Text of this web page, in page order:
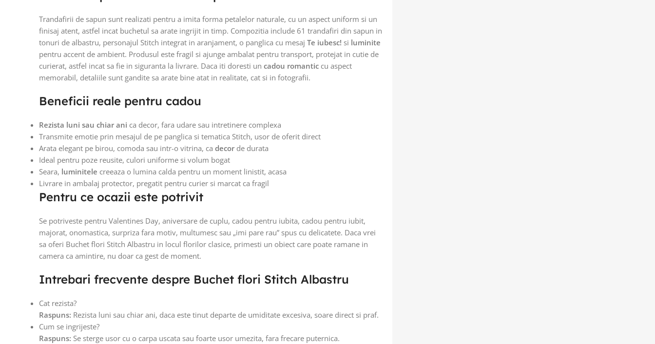
Trandafirii de sapun sunt realizati pentru a imita forma petalelor naturale, cu un aspect uniform si un
finisaj atent, astfel incat buchetul sa arate ingrijit in timp. Compozitia include 61 trandafiri din sapun in
tonuri de albastru, personajul Stitch integrat in aranjament, o panglica cu mesaj Te iubesc! si luminite
pentru accent de ambient. Produsul este fragil si ajunge ambalat pentru transport, protejat in cutie de
curierat, astfel incat sa fie in siguranta la livrare. Daca iti doresti un cadou romantic cu aspect
memorabil, detaliile sunt gandite sa arate bine atat in realitate, cat si in fotografii.
Beneficii reale pentru cadou
Rezista luni sau chiar ani ca decor, fara udare sau intretinere complexa
Transmite emotie prin mesajul de pe panglica si tematica Stitch, usor de oferit direct
Arata elegant pe birou, comoda sau intr-o vitrina, ca decor de durata
Ideal pentru poze reusite, culori uniforme si volum bogat
Seara, luminitele creeaza o lumina calda pentru un moment linistit, acasa
Livrare in ambalaj protector, pregatit pentru curier si marcat ca fragil
Pentru ce ocazii este potrivit
Se potriveste pentru Valentines Day, aniversare de cuplu, cadou pentru iubita, cadou pentru iubit,
majorat, onomastica, surpriza fara motiv, multumesc sau „imi pare rau” spus cu delicatete. Daca vrei
sa oferi Buchet flori Stitch Albastru in locul florilor clasice, primesti un obiect care poate ramane in
camera ca amintire, nu doar ca gest de moment.
Intrebari frecvente despre Buchet flori Stitch Albastru
Cat rezista?
Raspuns: Rezista luni sau chiar ani, daca este tinut departe de umiditate excesiva, soare direct si praf.
Cum se ingrijeste?
Raspuns: Se sterge usor cu o carpa uscata sau foarte usor umezita, fara frecare puternica.